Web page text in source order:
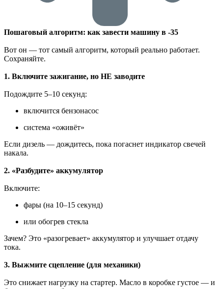
Пошаговый алгоритм: как завести машину в -35
Вот он — тот самый алгоритм, который реально работает.
Сохраняйте.
1. Включите зажигание, но НЕ заводите
Подождите 5–10 секунд:
включится бензонасос
система «оживёт»
Если дизель — дождитесь, пока погаснет индикатор свечей
накала.
2. «Разбудите» аккумулятор
Включите:
фары (на 10–15 секунд)
или обогрев стекла
Зачем? Это «разогревает» аккумулятор и улучшает отдачу
тока.
3. Выжмите сцепление (для механики)
Это снижает нагрузку на стартер. Масло в коробке густое — и